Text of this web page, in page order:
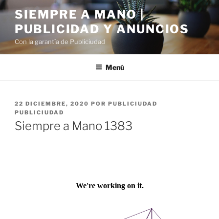
Saltar
contenido
SIEMPRE A MANO |
PUBLICIDAD Y ANUNCIOS
Con la garantía de Publiciudad
Menú
PUBLICADO
EL
22 DICIEMBRE, 2020 POR PUBLICIUDAD
PUBLICIUDAD
Siempre a Mano 1383